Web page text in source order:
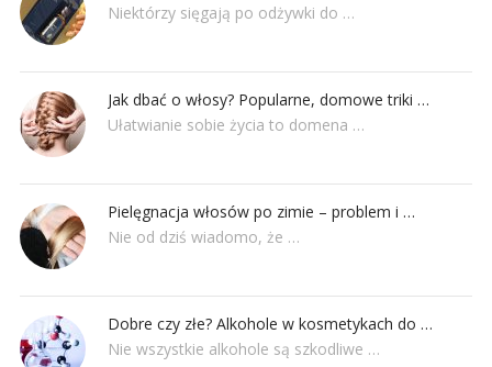
Niektórzy sięgają po odżywki do …
Jak dbać o włosy? Popularne, domowe triki …
Ułatwianie sobie życia to domena …
Pielęgnacja włosów po zimie – problem i …
Nie od dziś wiadomo, że …
Dobre czy złe? Alkohole w kosmetykach do …
Nie wszystkie alkohole są szkodliwe …